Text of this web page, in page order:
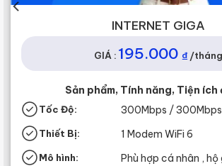
Tiện ích đi kèm
300Mbps
6
nhân , hộ gia đình từ 3
Tốc Độ:
Thiết Bị:
Mô hình: